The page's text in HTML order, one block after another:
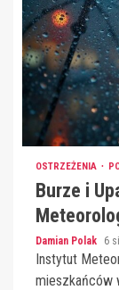
OSTRZEŻENIA
Burze i
Damian Polak 6
Instytut
mieszkańców